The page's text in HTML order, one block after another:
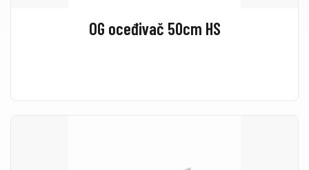
OG oceđivač 50cm HS